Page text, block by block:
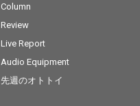
Column
Review
Live Report
Audio Equipment
先週のオトトイ